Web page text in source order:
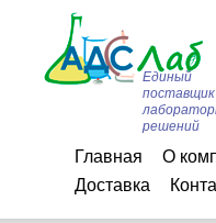
Единый
поставщик
решений
Главная О
Доставка